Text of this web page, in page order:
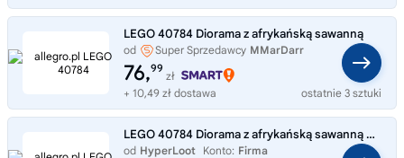
LEGO 40784 Diorama z afrykańską sawanną
od Super Sprzedawcy MMarDarr
76,99
zł
+ 10,49 zł dostawa
ostatnie 3 sztuki
LEGO 40784 Diorama z afrykańską sawanną Rośliny Las Drzewo
od HyperLoot Konto: Firma